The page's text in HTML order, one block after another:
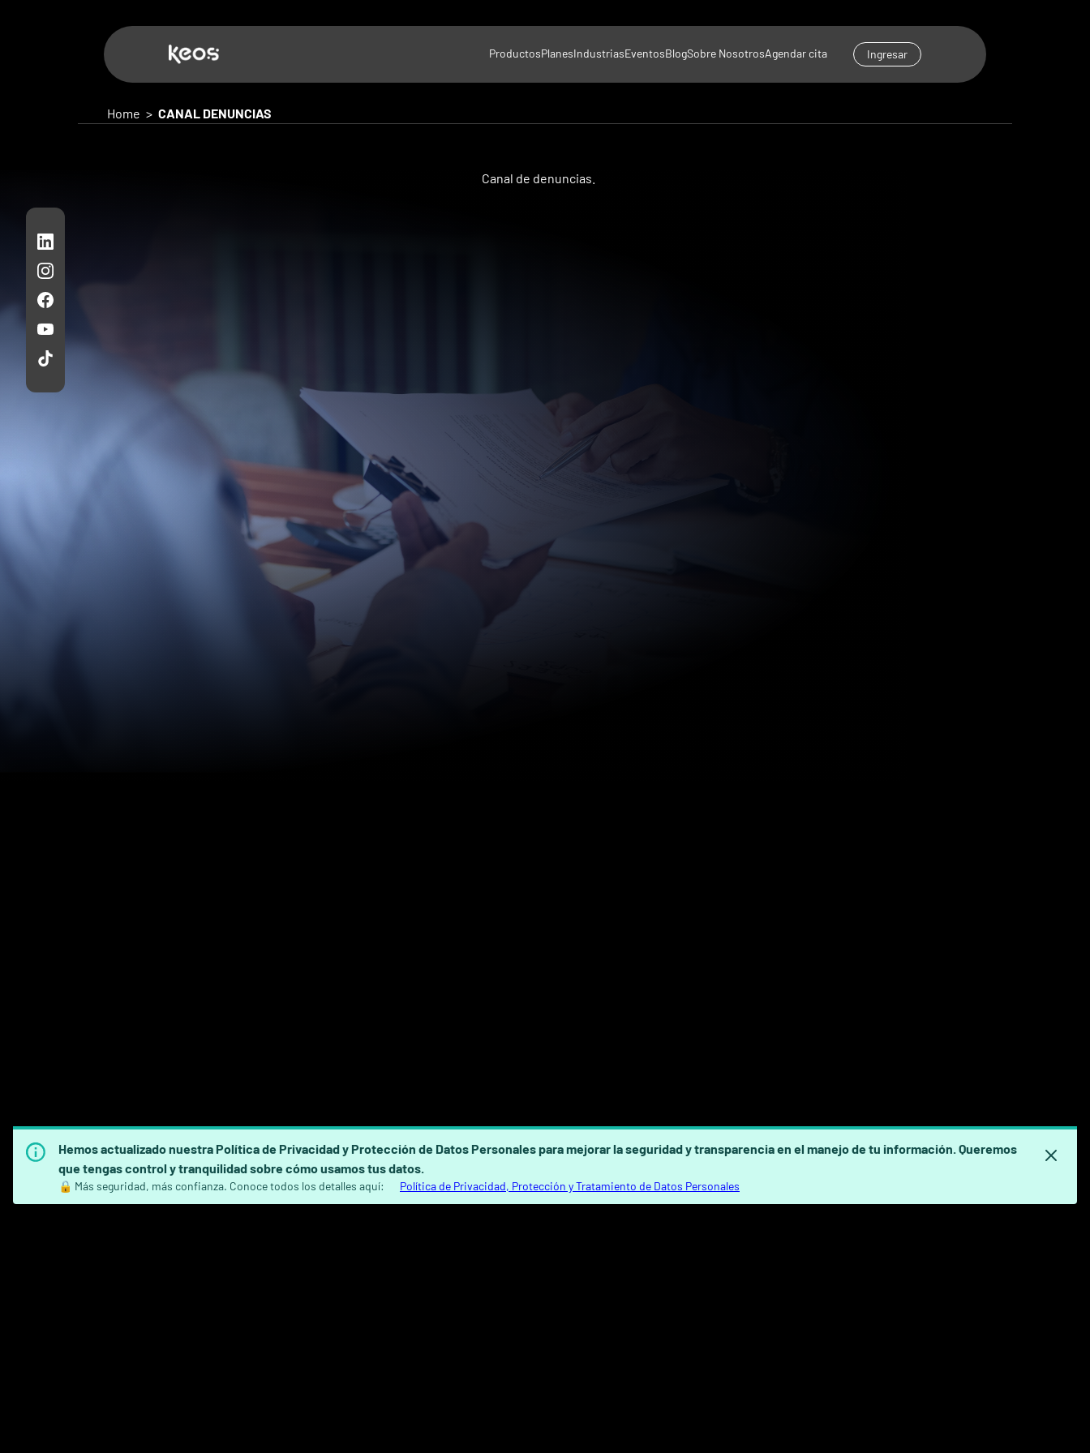
ProductosPlanesIndustriasEventosBlogSobre NosotrosAgendar cita Ingresar
Home > CANAL DENUNCIAS
Canal de denuncias.
Hemos actualizado nuestra Política de Privacidad y Protección de Datos Personales para mejorar la seguridad y transparencia en el manejo de tu información. Queremos
que tengas control y tranquilidad sobre cómo usamos tus datos.
🔒 Más seguridad, más confianza. Conoce todos los detalles aquí: Política de Privacidad, Protección y Tratamiento de Datos Personales